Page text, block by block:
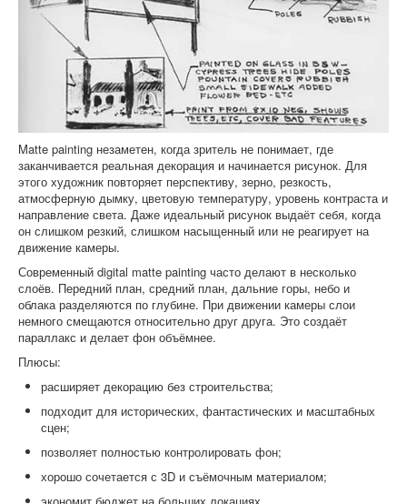
Matte painting незаметен, когда зритель не понимает, где
заканчивается реальная декорация и начинается рисунок. Для
этого художник повторяет перспективу, зерно, резкость,
атмосферную дымку, цветовую температуру, уровень контраста и
направление света. Даже идеальный рисунок выдаёт себя, когда
он слишком резкий, слишком насыщенный или не реагирует на
движение камеры.
Современный digital matte painting часто делают в несколько
слоёв. Передний план, средний план, дальние горы, небо и
облака разделяются по глубине. При движении камеры слои
немного смещаются относительно друг друга. Это создаёт
параллакс и делает фон объёмнее.
Плюсы:
расширяет декорацию без строительства;
подходит для исторических, фантастических и масштабных
сцен;
позволяет полностью контролировать фон;
хорошо сочетается с 3D и съёмочным материалом;